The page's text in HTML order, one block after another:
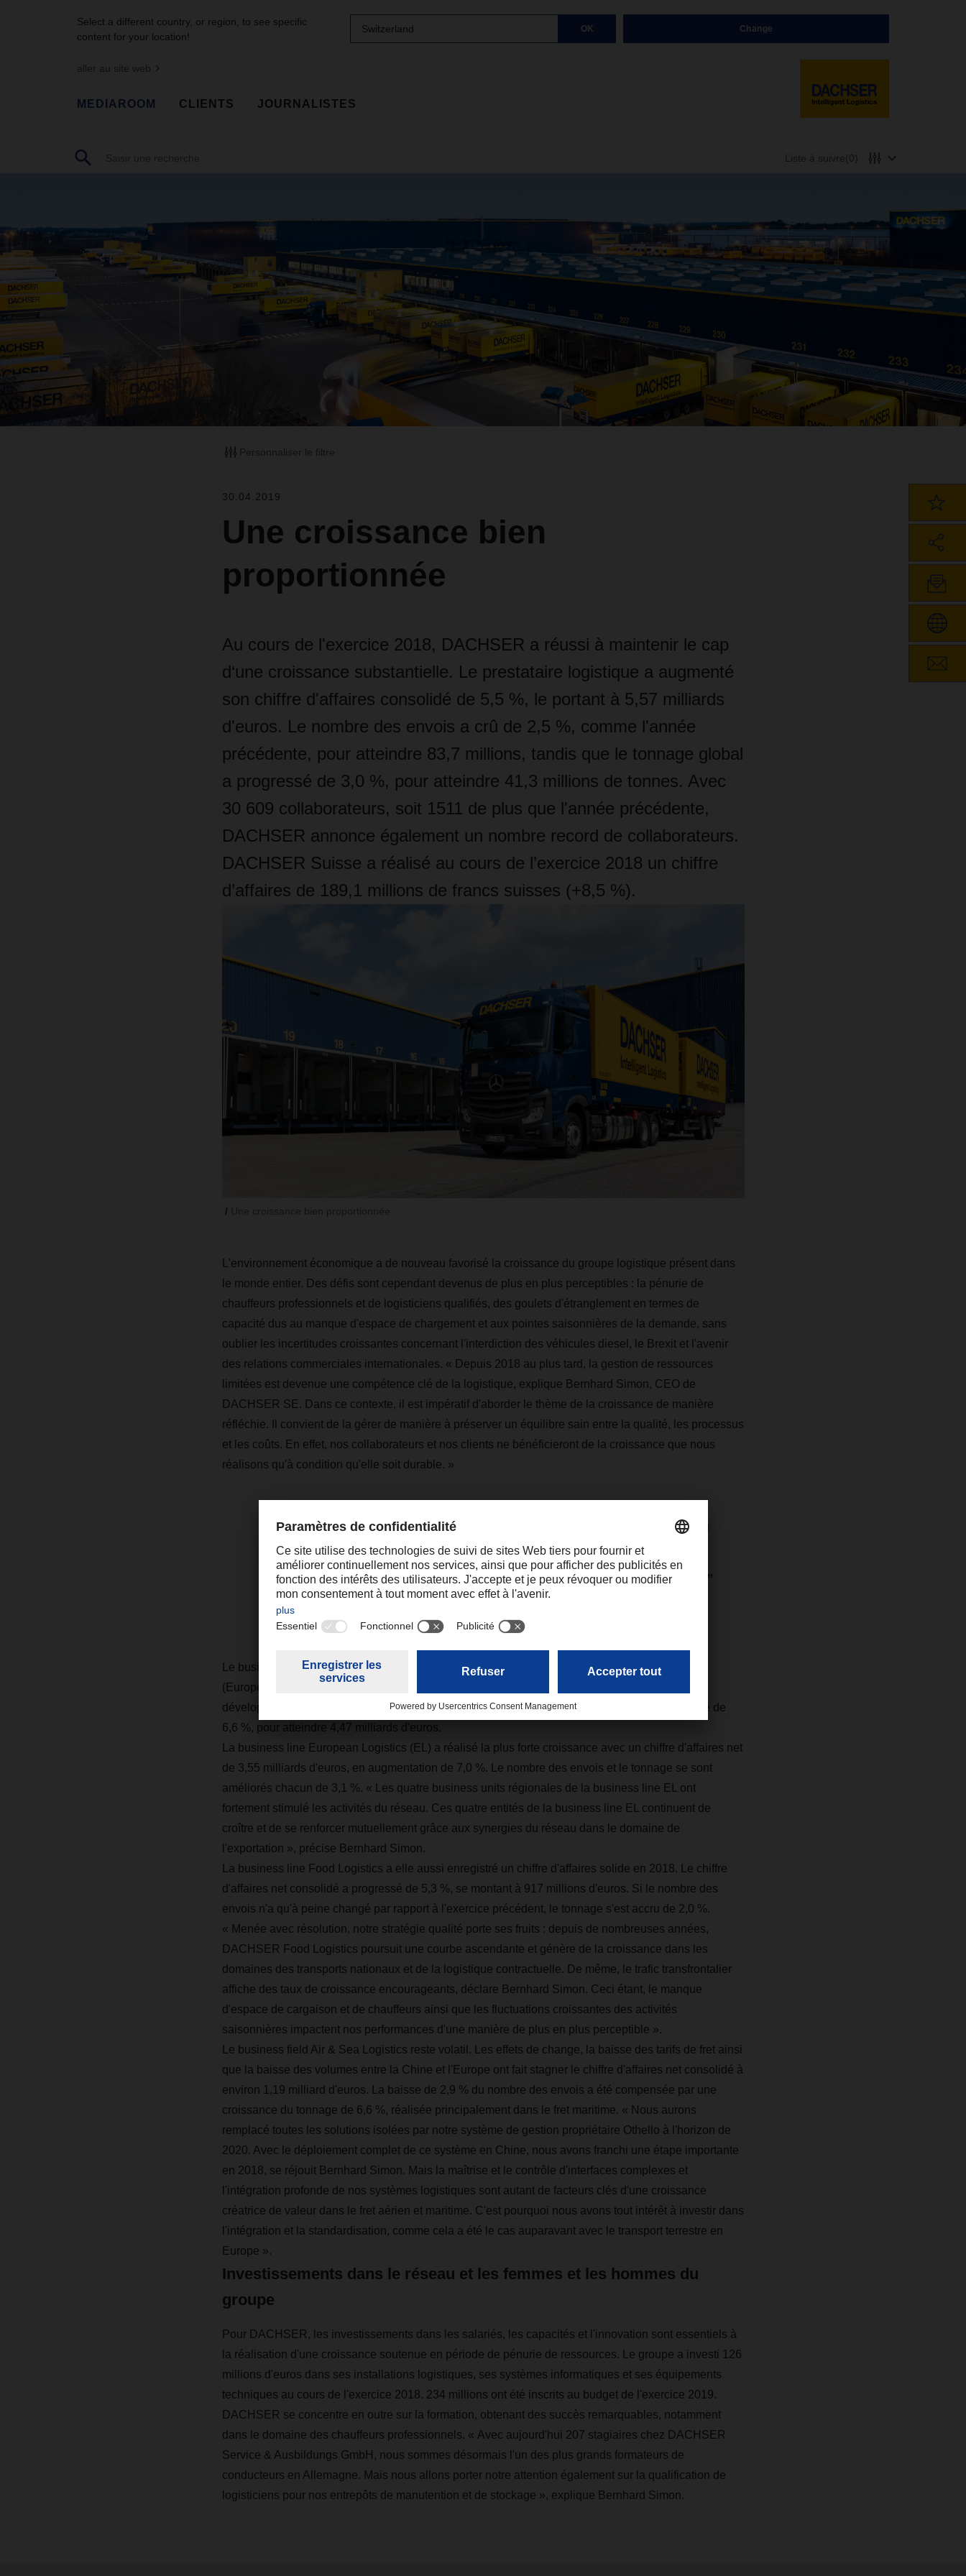
Select a different country, or region, to see specific
content for your location!
Switzerland OK Change
aller au site web
MEDIAROOM CLIENTS JOURNALISTES
Liste à suivre(0)
Personnaliser le filtre
30.04.2019
Une croissance bien
proportionnée
Au cours de l'exercice 2018, DACHSER a réussi à maintenir le cap
d‘une croissance substantielle. Le prestataire logistique a augmenté
son chiffre d'affaires consolidé de 5,5 %, le portant à 5,57 milliards
d'euros. Le nombre des envois a crû de 2,5 %, comme l'année
précédente, pour atteindre 83,7 millions, tandis que le tonnage global
a progressé de 3,0 %, pour atteindre 41,3 millions de tonnes. Avec
30 609 collaborateurs, soit 1511 de plus que l'année précédente,
DACHSER annonce également un nombre record de collaborateurs.
DACHSER Suisse a réalisé au cours de l’exercice 2018 un chiffre
d’affaires de 189,1 millions de francs suisses (+8,5 %).
L'environnement économique a de nouveau favorisé la croissance du groupe logistique présent dans
le monde entier. Des défis sont cependant devenus de plus en plus perceptibles : la pénurie de
chauffeurs professionnels et de logisticiens qualifiés, des goulets d'étranglement en termes de
capacité dus au manque d'espace de chargement et aux pointes saisonnières de la demande, sans
oublier les incertitudes croissantes concernant l'interdiction des véhicules diesel, le Brexit et l'avenir
des relations commerciales internationales. « Depuis 2018 au plus tard, la gestion de ressources
limitées est devenue une compétence clé de la logistique, explique Bernhard Simon, CEO de
DACHSER SE. Dans ce contexte, il est impératif d'aborder le thème de la croissance de manière
réfléchie. Il convient de la gérer de manière à préserver un équilibre sain entre la qualité, les processus
et les coûts. En effet, nos collaborateurs et nos clients ne bénéficieront de la croissance que nous
réalisons qu'à condition qu'elle soit durable. »
“Depuis 2018 au plus tard, la gestion
de ressources limitées est devenue
une compétence clé de la logistique.”
Le business field Road Logistics, qui englobe le transport et le stockage de biens industriels
(European Logistics) et de produits alimentaires (Food Logistics), a de nouveau connu un
développement dynamique, lequel s'est traduit par une hausse du chiffre d'affaires net consolidé de
6,6 %, pour atteindre 4,47 milliards d'euros.
La business line European Logistics (EL) a réalisé la plus forte croissance avec un chiffre d'affaires net
de 3,55 milliards d'euros, en augmentation de 7,0 %. Le nombre des envois et le tonnage se sont
améliorés chacun de 3,1 %. « Les quatre business units régionales de la business line EL ont
fortement stimulé les activités du réseau. Ces quatre entités de la business line EL continuent de
croître et de se renforcer mutuellement grâce aux synergies du réseau dans le domaine de
l'exportation », précise Bernhard Simon.
La business line Food Logistics a elle aussi enregistré un chiffre d'affaires solide en 2018. Le chiffre
d'affaires net consolidé a progressé de 5,3 %, se montant à 917 millions d'euros. Si le nombre des
envois n'a qu'à peine changé par rapport à l'exercice précédent, le tonnage s'est accru de 2,0 %.
« Menée avec résolution, notre stratégie qualité porte ses fruits : depuis de nombreuses années,
DACHSER Food Logistics poursuit une courbe ascendante et génère de la croissance dans les
domaines des transports nationaux et de la logistique contractuelle. De même, le trafic transfrontalier
affiche des taux de croissance encourageants, déclare Bernhard Simon. Ceci étant, le manque
d'espace de cargaison et de chauffeurs ainsi que les fluctuations croissantes des activités
saisonnières impactent nos performances d'une manière de plus en plus perceptible ».
e business field Air & Sea Logistics reste volatil. Les effets de change, la baisse des tarifs de fret ainsi
que la baisse des volumes entre la Chine et l'Europe ont fait stagner le chiffre d'affaires net consolidé à
environ 1,19 milliard d'euros. La baisse de 2,9 % du nombre des envois a été compensée par une
croissance du tonnage de 6,6 %, réalisée principalement dans le fret maritime. « Nous aurons
remplacé toutes les solutions isolées par notre système de gestion propriétaire Othello à l'horizon de
2020. Avec le déploiement complet de ce système en Chine, nous avons franchi une étape importante
en 2018, se réjouit Bernhard Simon. Mais la maîtrise et le contrôle d'interfaces complexes et
l'intégration profonde de nos systèmes logistiques sont autant de facteurs clés d'une croissance
créatrice de valeur dans le fret aérien et maritime. C'est pourquoi nous avons tout intérêt à investir dans
l'intégration et la standardisation, comme cela a été le cas auparavant avec le transport terrestre en
Europe ».
Investissements dans le réseau et les femmes et les hommes du
groupe
Pour DACHSER, les investissements dans les salariés, les capacités et l'innovation sont essentiels à
la réalisation d'une croissance soutenue en période de pénurie de ressources. Le groupe a investi 126
millions d'euros dans ses installations logistiques, ses systèmes informatiques et ses équipements
techniques au cours de l'exercice 2018. 234 millions ont été inscrits au budget de l'exercice 2019.
DACHSER se concentre en outre sur la formation, obtenant des succès remarquables, notamment
dans le domaine des chauffeurs professionnels. « Avec aujourd'hui 207 stagiaires chez DACHSER
Service & Ausbildungs GmbH, nous sommes désormais l'un des plus grands formateurs de
conducteurs en Allemagne. Mais nous allons porter notre attention également sur la qualification de
logisticiens pour nos entrepôts de manutention et de stockage », explique Bernhard Simon.